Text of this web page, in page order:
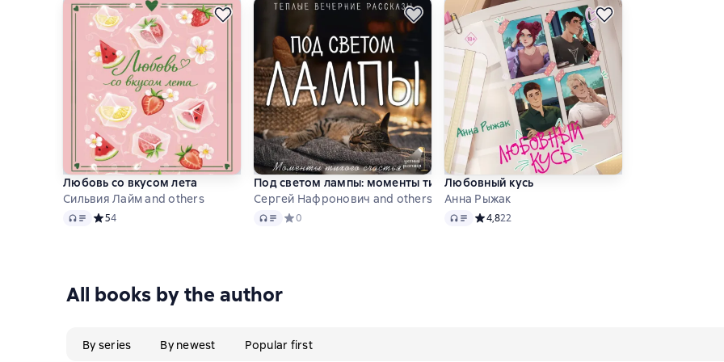
Любовь со вкусом лета
Сильвия Лайм and others
Audio Средний рейтинг 5 на основе 4 оценок
54
Под светом лампы: моменты тихого счастья. Теплые вечерние рассказы
Сергей Нафронович and others
Audio Средний рейтинг 0 на основе 0 оценок
0
Любовный кусь
Анна Рыжак
Audio Средний рейтинг 4,8 на основе 22 оценок
4,822
All books by the author
By series By newest Popular first